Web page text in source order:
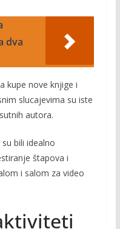
dva
kupe nove knjige i
slucajevima su iste
autora.
bili idealno
štapova i
i salom za video